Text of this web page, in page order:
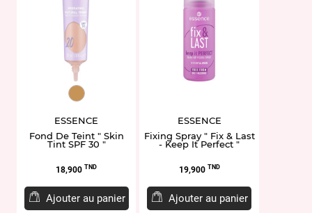
ET944716.60
ESSENCE
Fond De Teint " Skin
Tint SPF 30 "
Prix
18,900 TND
Ajouter au panier
ESSENCE
Fixing Spray " Fix & Last
- Keep It Perfect "
Prix
19,900 TND
Ajouter au panier